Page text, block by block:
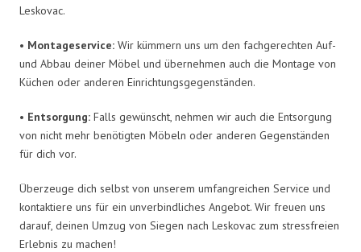
Leskovac.
• Montageservice: Wir kümmern uns um den fachgerechten Auf-
und Abbau deiner Möbel und übernehmen auch die Montage von
Küchen oder anderen Einrichtungsgegenständen.
• Entsorgung: Falls gewünscht, nehmen wir auch die Entsorgung
von nicht mehr benötigten Möbeln oder anderen Gegenständen
für dich vor.
Überzeuge dich selbst von unserem umfangreichen Service und
kontaktiere uns für ein unverbindliches Angebot. Wir freuen uns
darauf, deinen Umzug von Siegen nach Leskovac zum stressfreien
Erlebnis zu machen!